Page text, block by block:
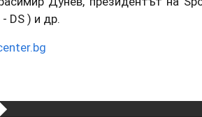
DS ) и др.